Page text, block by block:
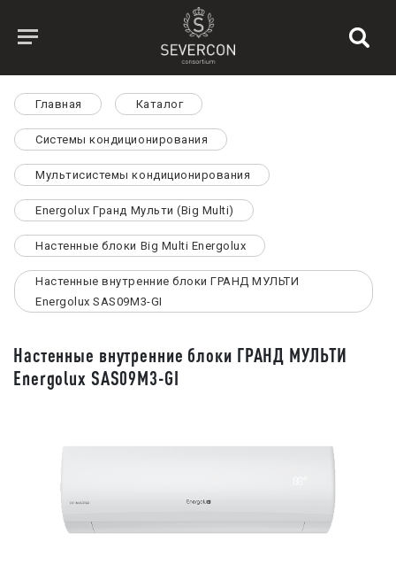
Главная Каталог
Системы кондиционирования
Мультисистемы кондиционирования
Energolux Гранд Мульти (Big Multi)
Настенные блоки Big Multi Energolux
Настенные внутренние блоки ГРАНД МУЛЬТИ
Energolux SAS09M3-GI
Настенные внутренние блоки ГРАНД МУЛЬТИ
Energolux SAS09M3-GI